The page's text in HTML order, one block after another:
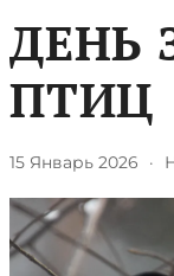
​ДЕНЬ
ПТИЦ
15 Январь 2026 ·